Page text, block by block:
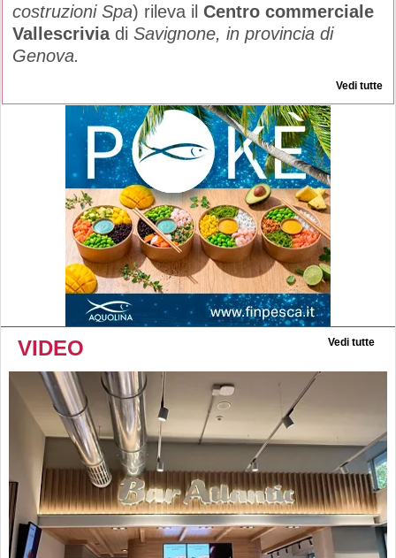
costruzioni Spa) rileva il Centro commerciale
Vallescriviadi Savignone, in provincia di
Genova.
Vedi tutte
VIDEO Vedi tutte